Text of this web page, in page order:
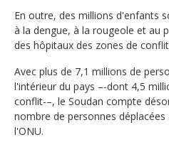
En outre, des millions d'enfants
à la dengue, à la rougeole et au
des hôpitaux des zones de
Avec plus de 7,1 millions de
l'intérieur du pays –-dont 4,5
conflit-–, le Soudan compte
nombre de personnes
l'ONU.